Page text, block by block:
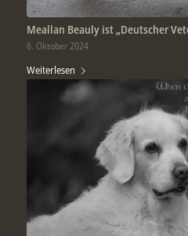
Meallan Beauly ist „Deutscher
6. Oktober 2024
Weiterlesen